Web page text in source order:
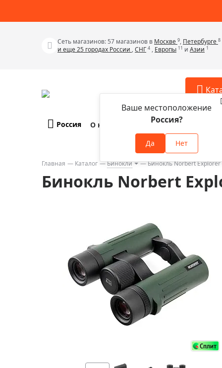
Сеть магазинов: 57 магазинов в Москве 9, Петербурге 8
и еще 25 городах России ,СНГ 4 , Европы 11 и Азии 1
Телескопы
Бинокли
Зрительные трубы
Приборы ночного видения
Тепловизоры
Прицелы
Метеостанции, барометры, часы
Discovery (Дискавери)
Астропланетарии
ценам
Россия
Ваше местоположение
Россия?
Да Нет
О компании Оплата и доставка
Главная Каталог Бинокли Бинокль Norbert Explorer
Бинокль Norbert